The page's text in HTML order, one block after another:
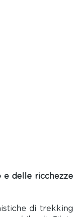
e delle ricchezze
di trekking